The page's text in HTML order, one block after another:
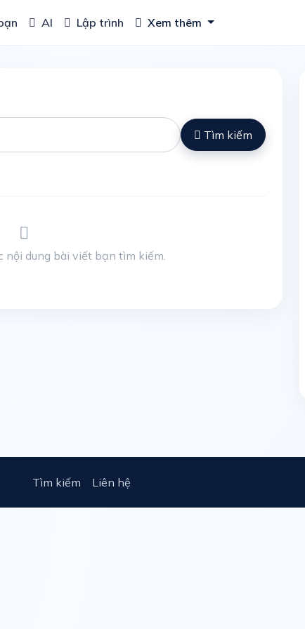
AI Lập trình Xem thêm
Tìm kiếm
nội dung bài viết bạn tìm kiếm.
Tìm kiếm Liên hệ